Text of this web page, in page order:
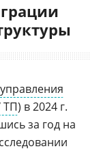
ТП) в 2024 г.
за год на